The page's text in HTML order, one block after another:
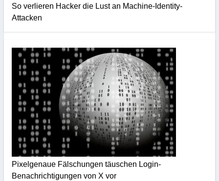
So verlieren Hacker die Lust an Machine-Identity-
Attacken
Pixelgenaue Fälschungen täuschen Login-
Benachrichtigungen von X vor